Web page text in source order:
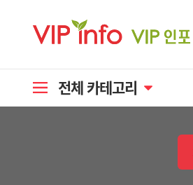
전체 카테고리